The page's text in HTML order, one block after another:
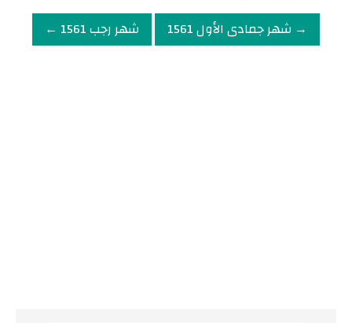
→ شهر جمادى الأول 1561
شهر رجب 1561 ←